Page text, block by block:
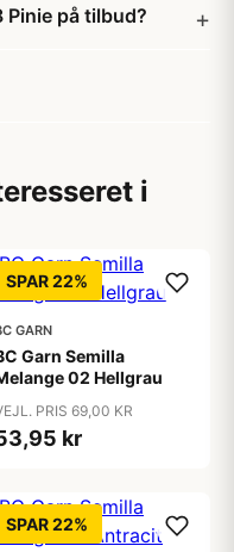
Pinie på tilbud?
i
SPAR 22%
GARN
Garn Semilla
02 Hellgrau
PRIS 69,00 KR
kr
SPAR 22%